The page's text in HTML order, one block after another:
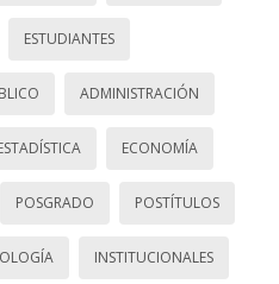
ESTUDIANTES
ADMINISTRACIÓN
ECONOMÍA
POSGRADO POSTÍTULOS
INSTITUCIONALES